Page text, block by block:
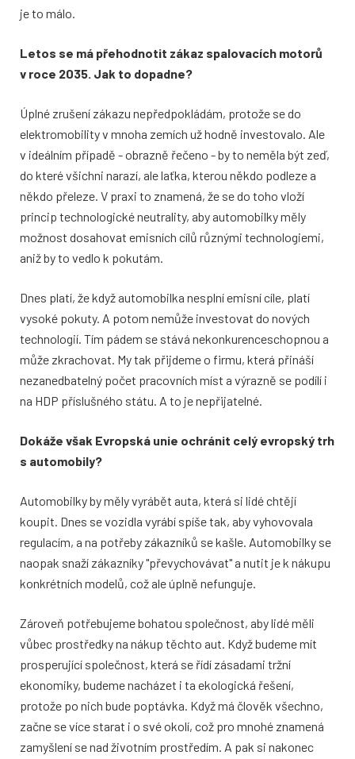
je to málo.
Letos se má přehodnotit zákaz spalovacích motorů
v roce 2035. Jak to dopadne?
Úplné zrušení zákazu nepředpokládám, protože se do
elektromobility v mnoha zemích už hodně investovalo. Ale
v ideálním případě - obrazně řečeno - by to neměla být zeď,
do které všichni narazí, ale laťka, kterou někdo podleze a
někdo přeleze. V praxi to znamená, že se do toho vloží
princip technologické neutrality, aby automobilky měly
možnost dosahovat emisních cílů různými technologiemi,
aniž by to vedlo k pokutám.
Dnes platí, že když automobilka nesplní emisní cíle, platí
vysoké pokuty. A potom nemůže investovat do nových
technologií. Tím pádem se stává nekonkurenceschopnou a
může zkrachovat. My tak přijdeme o firmu, která přináší
nezanedbatelný počet pracovních míst a výrazně se podílí i
na HDP příslušného státu. A to je nepřijatelné.
Dokáže však Evropská unie ochránit celý evropský trh
s automobily?
Automobilky by měly vyrábět auta, která si lidé chtějí
koupit. Dnes se vozidla vyrábí spíše tak, aby vyhovovala
regulacím, a na potřeby zákazníků se kašle. Automobilky se
naopak snaží zákazníky "převychovávat" a nutit je k nákupu
konkrétních modelů, což ale úplně nefunguje.
Zároveň potřebujeme bohatou společnost, aby lidé měli
vůbec prostředky na nákup těchto aut. Když budeme mít
prosperující společnost, která se řídí zásadami tržní
ekonomiky, budeme nacházet i ta ekologická řešení,
protože po nich bude poptávka. Když má člověk všechno,
začne se více starat i o své okolí, což pro mnohé znamená
zamyšlení se nad životním prostředím. A pak si nakonec